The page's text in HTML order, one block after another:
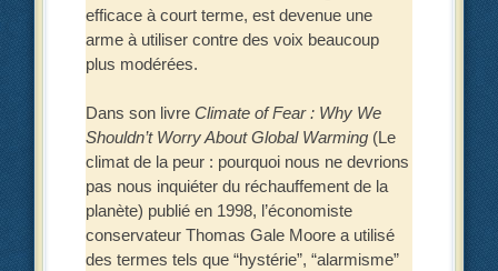
efficace à court terme, est devenue une
arme à utiliser contre des voix beaucoup
plus modérées.
Dans son livreClimate of Fear : Why We
Shouldn’t Worry About Global Warming (Le
climat de la peur : pourquoi nous ne devrions
pas nous inquiéter du réchauffement de la
planète) publié en 1998, l’économiste
conservateur Thomas Gale Moore a utilisé
des termes tels que “hystérie”, “alarmisme”